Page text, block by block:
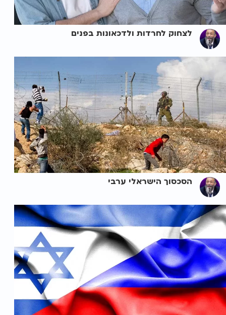
לצחוק לחרדות ולדכאונות בפנים
הסכסוך הישראלי ערבי